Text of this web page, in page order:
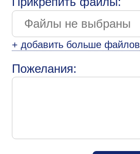
+ добавить больше файлов
Пожелания: